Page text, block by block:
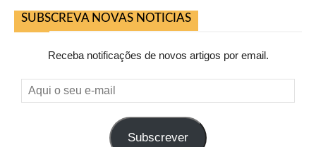
SUBSCREVA NOVAS NOTICIAS
Receba notificações de novos artigos por email.
Aqui
o
Subscrever